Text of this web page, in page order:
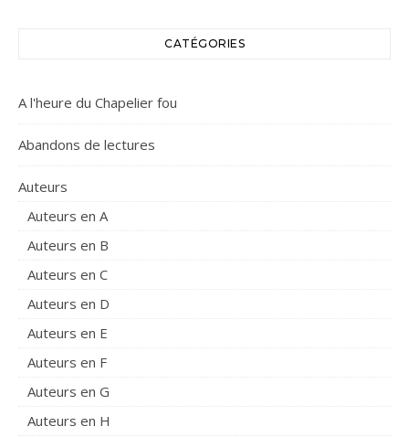
CATÉGORIES
A l'heure du Chapelier fou
Abandons de lectures
Auteurs
Auteurs en A
Auteurs en B
Auteurs en C
Auteurs en D
Auteurs en E
Auteurs en F
Auteurs en G
Auteurs en H